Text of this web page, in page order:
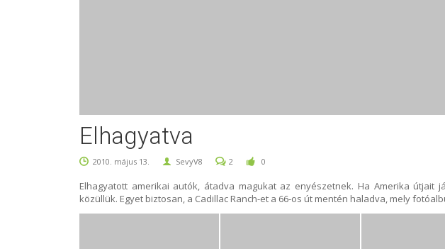
Elhagyatva
2010. május 13. SevyV8 2 0
Elhagyatott amerikai autók, átadva magukat az enyészetnek. Ha Amerika útjait
közüllük. Egyet biztosan, a Cadillac Ranch-et a 66-os út mentén haladva, mely